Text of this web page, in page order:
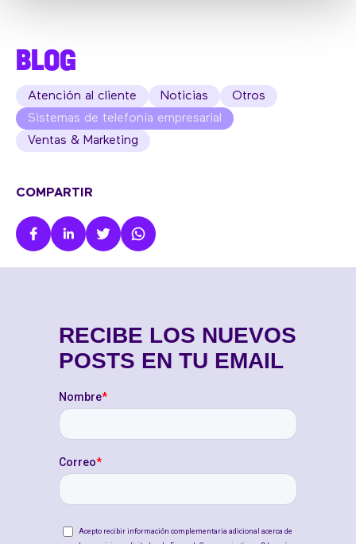
BLOG
Atención al cliente Noticias
Otros
Sistemas de telefonía empresarial
Ventas & Marketing
COMPARTIR